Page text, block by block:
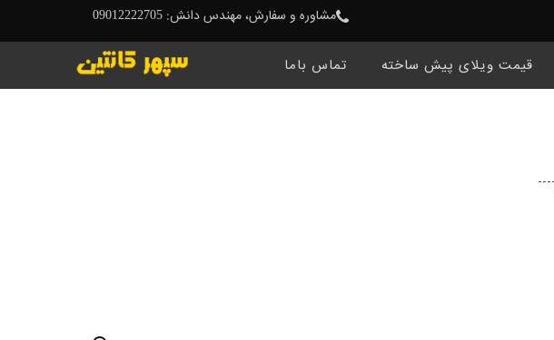
مشاوره و سفارش، مهندس دانش: 09012222705
قیمت ویلای پیش ساخته تماس باما